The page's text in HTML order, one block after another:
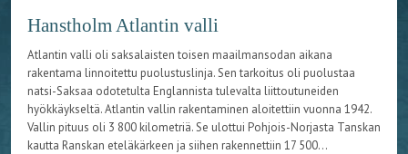
Hanstholm Atlantin valli
Atlantin valli oli saksalaisten toisen maailmansodan aikana
rakentama linnoitettu puolustuslinja. Sen tarkoitus oli puolustaa
natsi-Saksaa odotetulta Englannista tulevalta liittoutuneiden
hyökkäykseltä. Atlantin vallin rakentaminen aloitettiin vuonna 1942.
Vallin pituus oli 3 800 kilometriä. Se ulottui Pohjois-Norjasta Tanskan
kautta Ranskan eteläkärkeen ja siihen rakennettiin 17 500...